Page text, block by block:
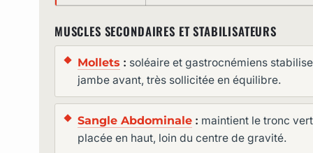
MUSCLES SECONDAIRES ET STABILISATEURS
Mollets : soléaire et gastrocnémiens
jambe avant, très sollicitée en équilibre.
Sangle Abdominale: maintient le tronc
placée en haut, loin du centre de gravité.